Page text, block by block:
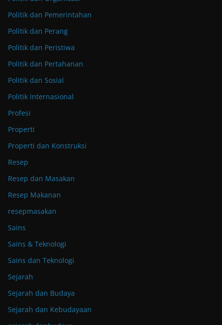
Politik dan Pemerintahan
Politik dan Perang
Politik dan Peristiwa
Politik dan Pertahanan
Politik dan Sosial
Politik Internasional
Profesi
Properti
Properti dan Konstruksi
Resep
Resep dan Masakan
Resep Makanan
resepmasakan
Sains
Sains & Teknologi
Sains dan Teknologi
Sejarah
Sejarah dan Budaya
Sejarah dan Kebudayaan